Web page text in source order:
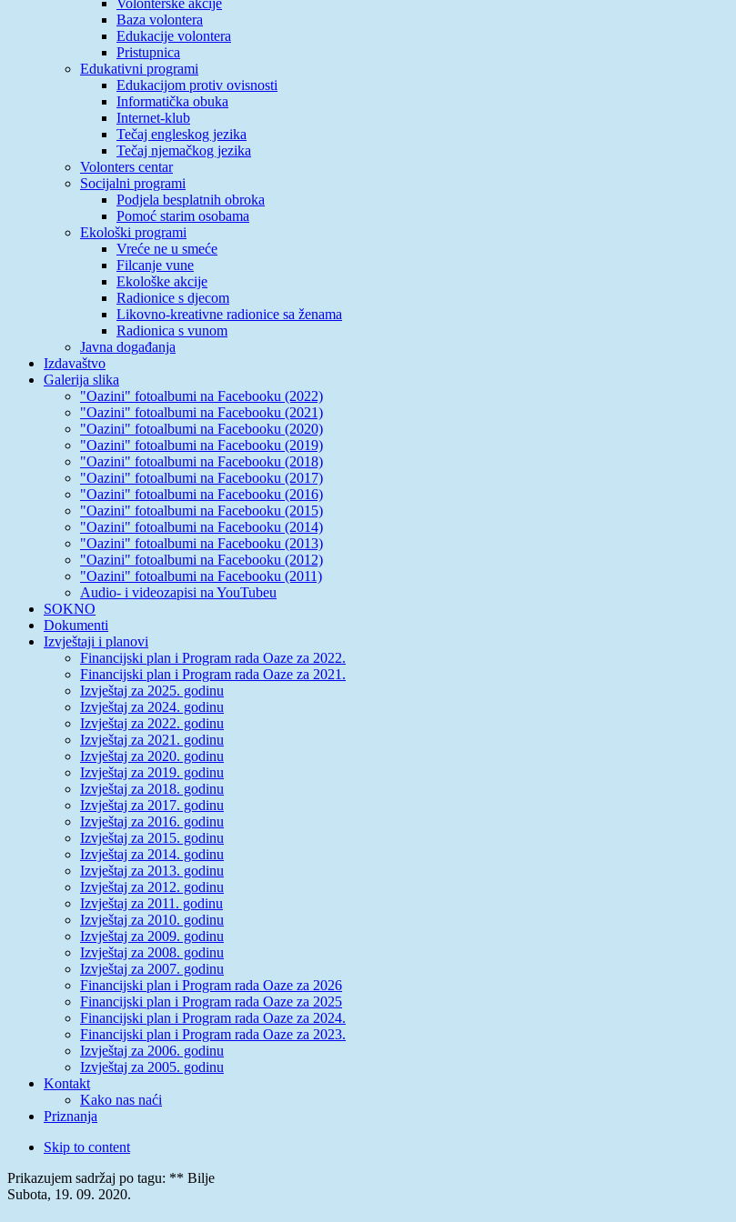
Baza volontera
Edukacije volontera
Pristupnica
Edukativni programi
Edukacijom protiv ovisnosti
Informatička obuka
Internet-klub
Tečaj engleskog jezika
Tečaj njemačkog jezika
Volonters centar
Socijalni programi
Podjela besplatnih obroka
Pomoć starim osobama
Ekološki programi
Vreće ne u smeće
Filcanje vune
Ekološke akcije
Radionice s djecom
Likovno-kreativne radionice sa ženama
Radionica s vunom
Javna događanja
Izdavaštvo
Galerija slika
"Oazini" fotoalbumi na Facebooku (2022)
"Oazini" fotoalbumi na Facebooku (2021)
"Oazini" fotoalbumi na Facebooku (2020)
"Oazini" fotoalbumi na Facebooku (2019)
"Oazini" fotoalbumi na Facebooku (2018)
"Oazini" fotoalbumi na Facebooku (2017)
"Oazini" fotoalbumi na Facebooku (2016)
"Oazini" fotoalbumi na Facebooku (2015)
"Oazini" fotoalbumi na Facebooku (2014)
"Oazini" fotoalbumi na Facebooku (2013)
"Oazini" fotoalbumi na Facebooku (2012)
"Oazini" fotoalbumi na Facebooku (2011)
Audio- i videozapisi na YouTubeu
SOKNO
Dokumenti
Izvještaji i planovi
Financijski plan i Program rada Oaze za 2022.
Financijski plan i Program rada Oaze za 2021.
Izvještaj za 2025. godinu
Izvještaj za 2024. godinu
Izvještaj za 2022. godinu
Izvještaj za 2021. godinu
Izvještaj za 2020. godinu
Izvještaj za 2019. godinu
Izvještaj za 2018. godinu
Izvještaj za 2017. godinu
Izvještaj za 2016. godinu
Izvještaj za 2015. godinu
Izvještaj za 2014. godinu
Izvještaj za 2013. godinu
Izvještaj za 2012. godinu
Izvještaj za 2011. godinu
Izvještaj za 2010. godinu
Izvještaj za 2009. godinu
Izvještaj za 2008. godinu
Izvještaj za 2007. godinu
Financijski plan i Program rada Oaze za 2026
Financijski plan i Program rada Oaze za 2025
Financijski plan i Program rada Oaze za 2024.
Financijski plan i Program rada Oaze za 2023.
Izvještaj za 2006. godinu
Izvještaj za 2005. godinu
Kontakt
Kako nas naći
Priznanja
Skip to content
Prikazujem sadržaj po tagu: ** Bilje
Subota, 19. 09. 2020.